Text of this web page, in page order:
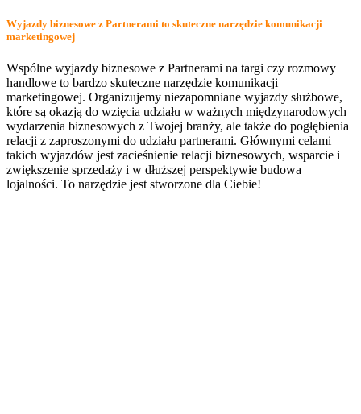
Wyjazdy biznesowe z Partnerami to skuteczne narzędzie komunikacji
marketingowej
Wspólne wyjazdy biznesowe z Partnerami na targi czy rozmowy
handlowe to bardzo skuteczne narzędzie komunikacji
marketingowej. Organizujemy niezapomniane wyjazdy służbowe,
które są okazją do wzięcia udziału w ważnych międzynarodowych
wydarzenia biznesowych z Twojej branży, ale także do pogłębienia
relacji z zaproszonymi do udziału partnerami. Głównymi celami
takich wyjazdów jest zacieśnienie relacji biznesowych, wsparcie i
zwiększenie sprzedaży i w dłuższej perspektywie budowa
lojalności. To narzędzie jest stworzone dla Ciebie!